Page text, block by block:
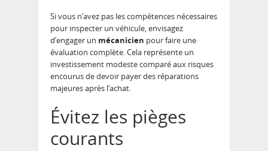
Si vous n’avez pas les compétences nécessaires
pour inspecter un véhicule, envisagez
d’engager un mécanicien pour faire une
évaluation complète. Cela représente un
investissement modeste comparé aux risques
encourus de devoir payer des réparations
majeures après l’achat.
Évitez les pièges
courants